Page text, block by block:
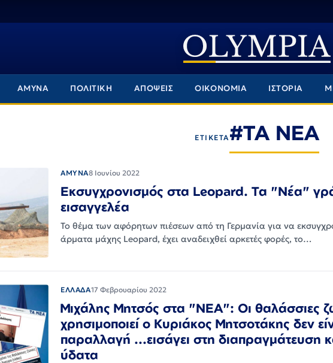
ΑΜΥΝΑ ΠΟΛΙΤΙΚΗ ΑΠΟΨΕΙΣ ΟΙΚΟΝΟΜΙΑ ΙΣΤΟΡΙΑ
ΕΤΙΚΕΤΑ#ΤΑ ΝΕΑ
ΑΜΥΝΑ8 Ιουνίου 2022
Εκσυγχρονισμός στα Leopard. Τα "Νέα"
εισαγγελέα
Το θέμα των αφόρητων πιέσεων από τη Γερμανία για να
άρματα μάχης Leopard, έχει αναδειχθεί αρκετές φορές, το…
ΕΛΛΑΔΑ17 Φεβρουαρίου 2022
Μιχάλης Μητσός στα "ΝΕΑ": Οι θαλάσσιες
χρησιμοποιεί ο Κυριάκος Μητσοτάκης δεν
παραλλαγή ...εισάγει στη διαπραγμάτευση
ύδατα